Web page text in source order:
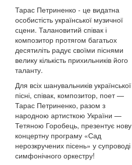
Тарас Петриненко - це видатна
особистість української музичної
сцени. Талановитий співак і
композитор протягом багатьох
десятиліть радує своїми піснями
велику кількість прихильників його
таланту.
Для всіх шанувальників української
пісні, співак, композитор, поет —
Тарас Петриненко, разом з
народною артисткою України —
Тетяною Горобець, презентує нову
концертну програму «Сад
нерозкручених пісень» у супроводі
симфонічного оркестру!